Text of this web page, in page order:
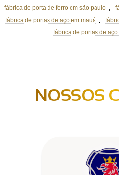
fábrica de porta de ferro em são paulo
fábrica de portas de aço em mauá
fábrica de portas de
NOSSOS